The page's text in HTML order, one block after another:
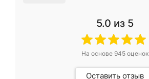
5.0 из 5
На основе 945оценок
Оставить отзыв